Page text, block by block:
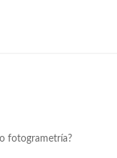
fotogrametría?